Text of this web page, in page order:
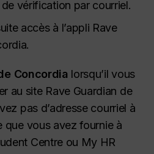
vérification par courriel.
accès à l’appli Rave
Concordia lorsqu’il vous
au site Rave Guardian de
pas d’adresse courriel à
que vous avez fournie à
Centre ou My HR